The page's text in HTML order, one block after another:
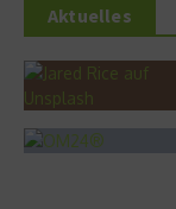
Aktuelles